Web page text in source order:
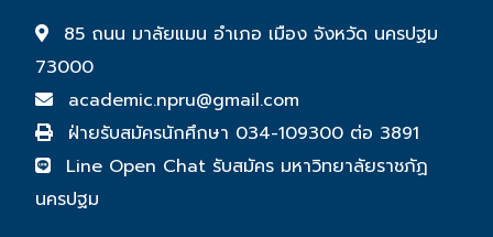
85 ถนน มาลัยแมน อำเภอ เมือง จังหวัด นครปฐม
73000
academic.npru@gmail.com
ฝ่ายรับสมัครนักศึกษา 034-109300 ต่อ 3891
Line Open Chat รับสมัคร มหาวิทยาลัยราชภัฏ
นครปฐม